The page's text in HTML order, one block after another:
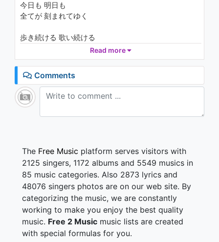
03:12
今日も 明日も
全てが 刻まれてゆく
歩き続ける 歌い続ける
辛い現実が そこに待ってても
必ず行くよ キミはきっと
キズつきながら そして
悲しみながら 喜びながら
進むべき道は ひとつだから
また歩きだす また唄いだす
後悔したくはないはずさ キミは
决して近くはない場所でも
見つめているよ そして
迷わず歩く 音を奏でて
キミは歩いてく ひとつの道
Read more
Comments
The Free Music platform serves visitors with
2125 singers, 1172 albums and 5549 musics in
85 music categories. Also 2873 lyrics and
48076 singers photos are on our web site. By
categorizing the music, we are constantly
working to make you enjoy the best quality
music. Free 2 Music music lists are created
with special formulas for you.